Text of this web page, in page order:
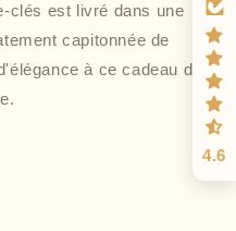
clés est livré dans une
capitonnée de
à ce cadeau déjà
4.6